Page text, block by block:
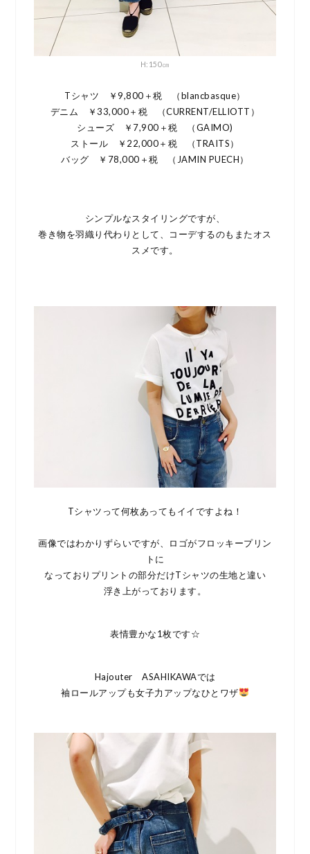
H:150㎝
Tシャツ ￥9,800＋税 （blancbasque）
デニム ￥33,000＋税 （CURRENT/ELLIOTT）
シューズ ￥7,900＋税 （GAIMO)
ストール ￥22,000＋税 （TRAITS）
バッグ ￥78,000＋税 （JAMIN PUECH）
シンプルなスタイリングですが、
巻き物を羽織り代わりとして、コーデするのもまたオス
スメです。
Tシャツって何枚あってもイイですよね！
画像ではわかりずらいですが、ロゴがフロッキープリン
トに
なっておりプリントの部分だけTシャツの生地と違い
浮き上がっております。
表情豊かな1枚です☆
Hajouter ASAHIKAWAでは
袖ロールアップも女子力アップなひとワザ